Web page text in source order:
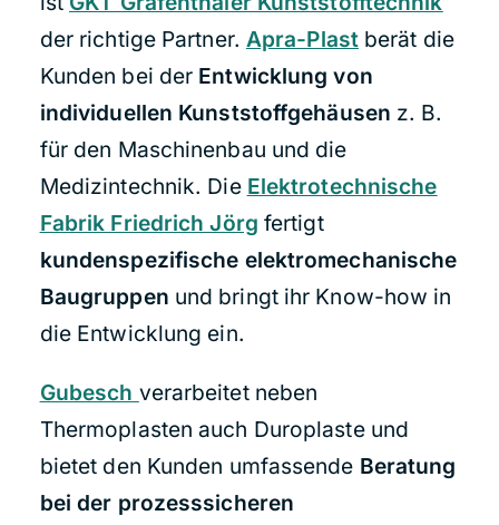
der richtige Partner. Apra-Plastberät die
Kunden bei der Entwicklung von
individuellen Kunststoffgehäusen z. B.
für den Maschinenbau und die
Medizintechnik. Die Elektrotechnische
Fabrik Friedrich Jörg fertigt
kundenspezifische elektromechanische
Baugruppen und bringt ihr Know-how in
die Entwicklung ein.
Gubesch verarbeitet neben
Thermoplasten auch Duroplaste und
bietet den Kunden umfassende Beratung
bei der prozesssicheren